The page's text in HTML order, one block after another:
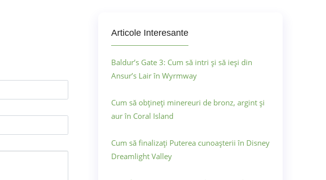
Articole Interesante
Baldur’s Gate 3: Cum să intri și să ieși din
Ansur’s Lair în Wyrmway
Cum să obțineți minereuri de bronz, argint și
aur în Coral Island
Cum să finalizați Puterea cunoașterii în Disney
Dreamlight Valley